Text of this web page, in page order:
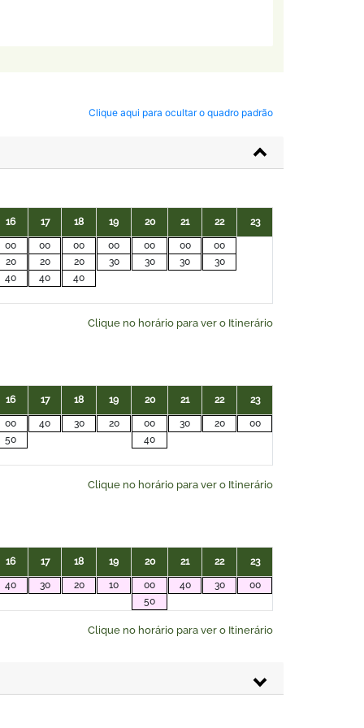
Clique aqui para ocultar o quadro padrão
16 17 18 19 20 21 22
23
00
20
40
00
20
40
00
20
40
00
30
00
30
00
30
00
30
Clique no horário para ver o Itinerário
16 17 18 19 20 21 22
23
00
50
40 30 20
00
40
30 20 00
Clique no horário para ver o Itinerário
16 17 18 19 20 21 22
23
40 30 20 10
00
50
40 30 00
Clique no horário para ver o Itinerário